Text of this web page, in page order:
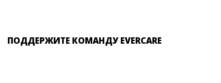
ПОДДЕРЖИТЕ КОМАНДУ EVERCARE